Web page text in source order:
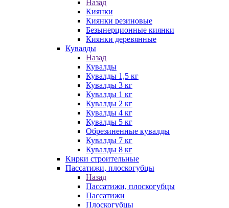
Назад
Киянки
Киянки резиновые
Безынерционные киянки
Киянки деревянные
Кувалды
Назад
Кувалды
Кувалды 1,5 кг
Кувалды 3 кг
Кувалды 1 кг
Кувалды 2 кг
Кувалды 4 кг
Кувалды 5 кг
Обрезиненные кувалды
Кувалды 7 кг
Кувалды 8 кг
Кирки строительные
Пассатижи, плоскогубцы
Назад
Пассатижи, плоскогубцы
Пассатижи
Плоскогубцы